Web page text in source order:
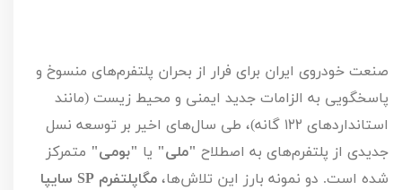
صنعت خودروی ایران برای فرار از بحران پلتفرم‌های منسوخ و
پاسخگویی به الزامات جدید ایمنی و محیط زیست (مانند
استانداردهای ۱۲۲ گانه)، طی سال‌های اخیر بر توسعه نسل
جدیدی از پلتفرم‌های به اصطلاح "ملی" یا "بومی" متمرکز
شده است. دو نمونه بارز این تلاش‌ها، مگاپلتفرم SP سایپا